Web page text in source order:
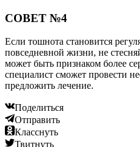
СОВЕТ №4
Если тошнота становится
повседневной жизни, не
может быть признаком более
специалист сможет провести
предложить лечение.
Поделиться
Отправить
Класснуть
Твитнуть